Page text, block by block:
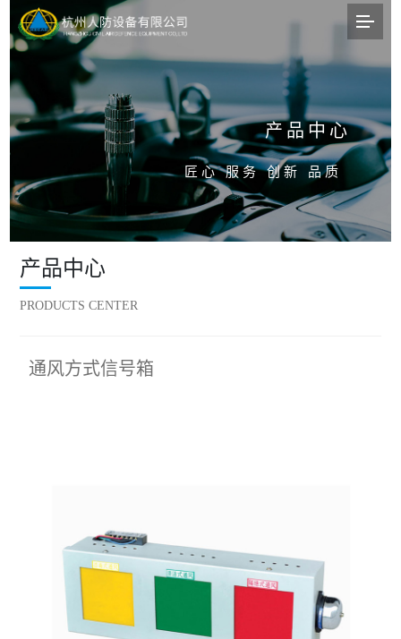
产品中心
匠心 服务 创新 品质
产品中心
PRODUCTS CENTER
通风方式信号箱